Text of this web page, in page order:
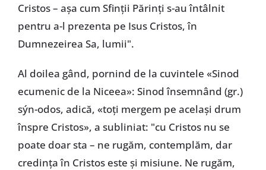
Cristos – așa cum Sfinții Părinți s-au întâlnit
pentru a-l prezenta pe Isus Cristos, în
Dumnezeirea Sa, lumii".
Al doilea gând, pornind de la cuvintele «Sinod
ecumenic de la Niceea»: Sinod însemnând (gr.)
sýn-odos, adică, «toți mergem pe același drum
înspre Cristos», a subliniat: "cu Cristos nu se
poate doar sta – ne rugăm, contemplăm, dar
credința în Cristos este și misiune. Ne rugăm,